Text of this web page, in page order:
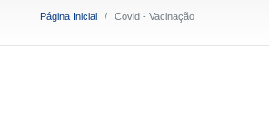
Página Inicial Covid - Vacinação